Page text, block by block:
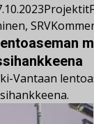
Projektit
, SRV
Vantaan